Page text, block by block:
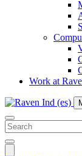
Work at